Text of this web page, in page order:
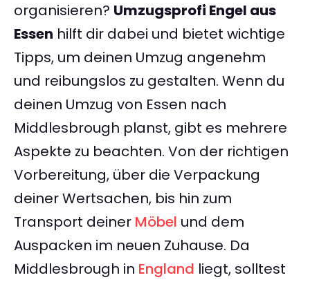
organisieren? Umzugsprofi Engel aus
Essen hilft dir dabei und bietet wichtige
Tipps, um deinen Umzug angenehm
und reibungslos zu gestalten. Wenn du
deinen Umzug von Essen nach
Middlesbrough planst, gibt es mehrere
Aspekte zu beachten. Von der richtigen
Vorbereitung, über die Verpackung
deiner Wertsachen, bis hin zum
Transport deiner Möbel und dem
Auspacken im neuen Zuhause. Da
Middlesbrough in England liegt, solltest